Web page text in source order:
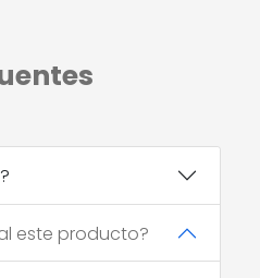
este producto?